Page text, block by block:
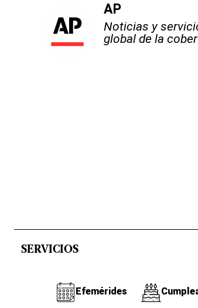
AP
Noticias y
global de la
SERVICIOS
Efemérides